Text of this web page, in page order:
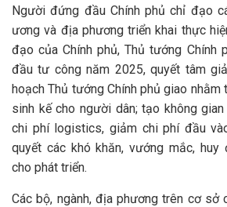
Người đứng đầu Chính phủ chỉ đạo
ương và địa phương triển khai thực
đạo của Chính phủ, Thủ tướng Chính
đầu tư công năm 2025, quyết tâm
hoạch Thủ tướng Chính phủ giao nhằm
sinh kế cho người dân; tạo không
chi phí logistics, giảm chi phí đầu
quyết các khó khăn, vướng mắc,
cho phát triển.
Các bộ, ngành, địa phương trên cơ sở